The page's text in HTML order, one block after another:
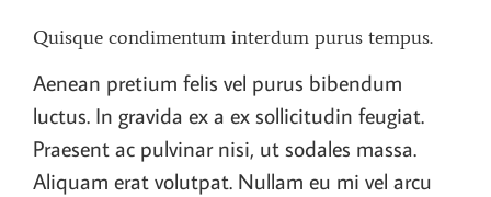
Quisque condimentum interdum purus tempus.
Aenean pretium felis vel purus bibendum
luctus. In gravida ex a ex sollicitudin feugiat.
Praesent ac pulvinar nisi, ut sodales massa.
Aliquam erat volutpat. Nullam eu mi vel arcu